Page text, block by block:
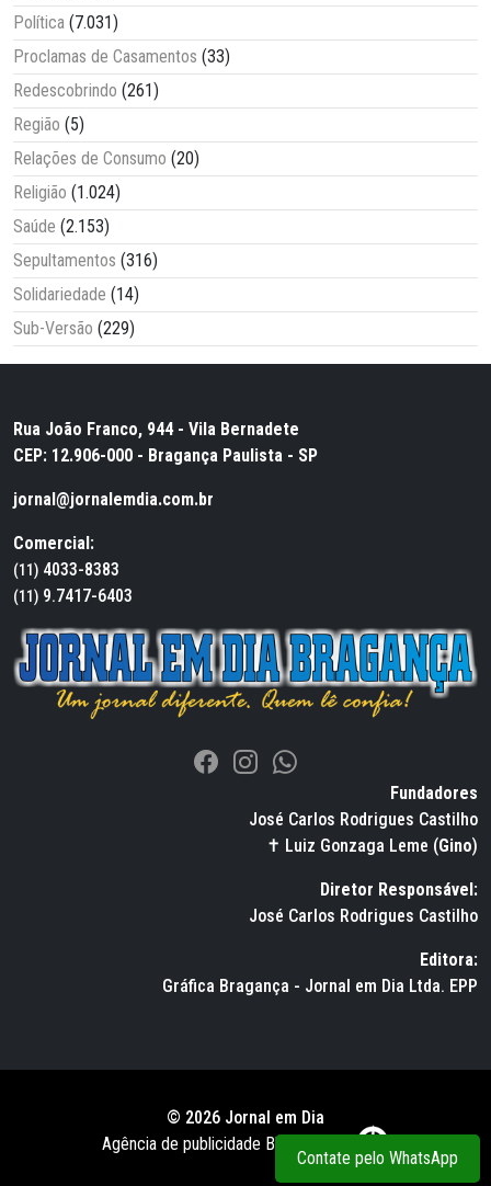
Política (7.031)
Proclamas de Casamentos (33)
Redescobrindo (261)
Região (5)
Relações de Consumo (20)
Religião (1.024)
Saúde (2.153)
Sepultamentos (316)
Solidariedade (14)
Sub-Versão (229)
Rua João Franco, 944 - Vila Bernadete
CEP: 12.906-000 - Bragança Paulista - SP
jornal@jornalemdia.com.br
Comercial:
(11) 4033-8383
(11) 9.7417-6403
Fundadores
José Carlos Rodrigues Castilho
✝ Luiz Gonzaga Leme (Gino)
Diretor Responsável:
José Carlos Rodrigues Castilho
Editora:
Gráfica Bragança - Jornal em Dia Ltda. EPP
© 2026 Jornal em Dia
Agência de publicidade BWS RUSSO
Contate pelo WhatsApp